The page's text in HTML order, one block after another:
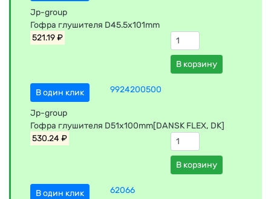
Jp-group
Гофра глушителя D45.5х101mm
521.19 ₽
В корзину
В один клик 9924200500
Jp-group
Гофра глушителя D51x100mm[DANSK FLEX, DK]
530.24 ₽
В корзину
В один клик 62066